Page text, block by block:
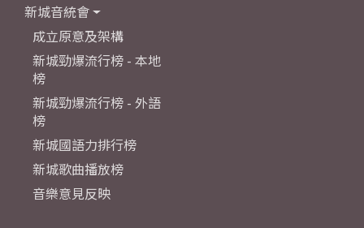
新城音統會
成立原意及架構
新城勁爆流行榜 - 本地
榜
新城勁爆流行榜 - 外語
榜
新城國語力排行榜
新城歌曲播放榜
音樂意見反映